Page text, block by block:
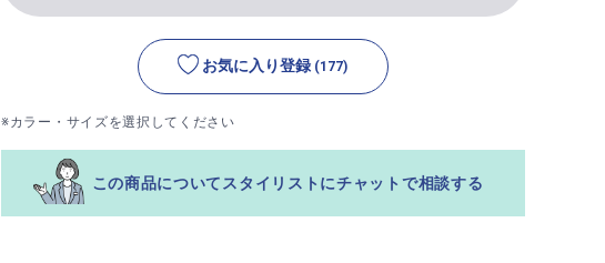
お気に入り登録 (177)
※カラー・サイズを選択してください
この商品についてスタイリストにチャットで相談する